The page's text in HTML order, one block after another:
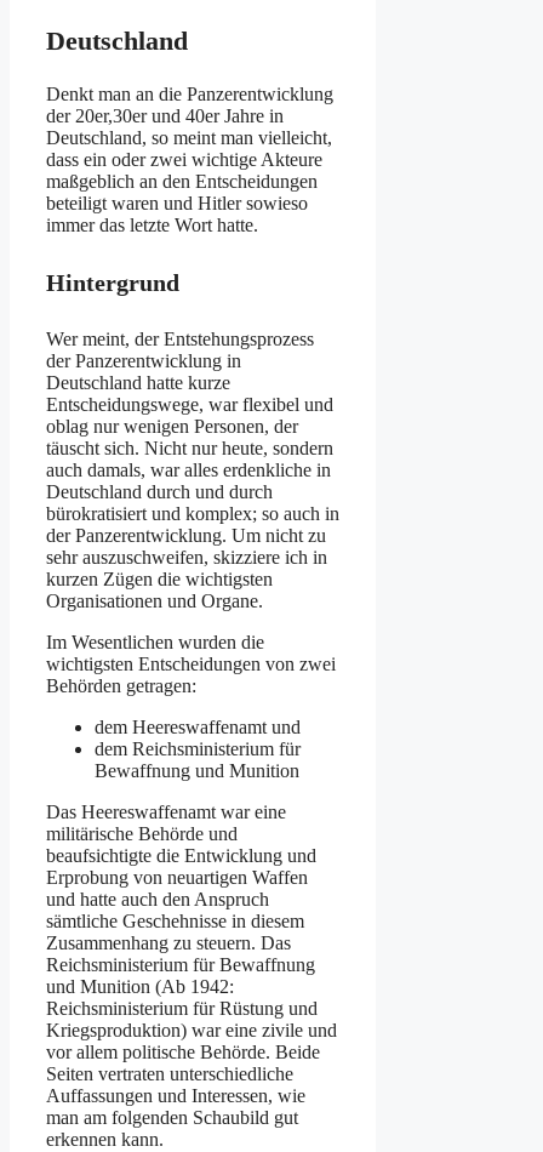
Deutschland
Denkt man an die Panzerentwicklung
der 20er,30er und 40er Jahre in
Deutschland, so meint man vielleicht,
dass ein oder zwei wichtige Akteure
maßgeblich an den Entscheidungen
beteiligt waren und Hitler sowieso
immer das letzte Wort hatte.
Hintergrund
Wer meint, der Entstehungsprozess
der Panzerentwicklung in
Deutschland hatte kurze
Entscheidungswege, war flexibel und
oblag nur wenigen Personen, der
täuscht sich. Nicht nur heute, sondern
auch damals, war alles erdenkliche in
Deutschland durch und durch
bürokratisiert und komplex; so auch in
der Panzerentwicklung. Um nicht zu
sehr auszuschweifen, skizziere ich in
kurzen Zügen die wichtigsten
Organisationen und Organe.
Im Wesentlichen wurden die
wichtigsten Entscheidungen von zwei
Behörden getragen:
dem Heereswaffenamt und
dem Reichsministerium für
Bewaffnung und Munition
Das Heereswaffenamt war eine
militärische Behörde und
beaufsichtigte die Entwicklung und
Erprobung von neuartigen Waffen
und hatte auch den Anspruch
sämtliche Geschehnisse in diesem
Zusammenhang zu steuern. Das
Reichsministerium für Bewaffnung
und Munition (Ab 1942:
Reichsministerium für Rüstung und
Kriegsproduktion) war eine zivile und
vor allem politische Behörde. Beide
Seiten vertraten unterschiedliche
Auffassungen und Interessen, wie
man am folgenden Schaubild gut
erkennen kann.